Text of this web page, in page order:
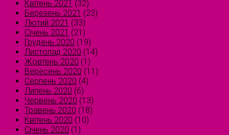
Квітень 2021 (32)
Березень 2021 (23)
Лютий 2021 (33)
Січень 2021 (21)
Грудень 2020 (19)
Листопад 2020 (14)
Жовтень 2020 (1)
Вересень 2020 (11)
Серпень 2020 (4)
Липень 2020 (6)
Червень 2020 (13)
Травень 2020 (18)
Квітень 2020 (10)
Січень 2020 (1)